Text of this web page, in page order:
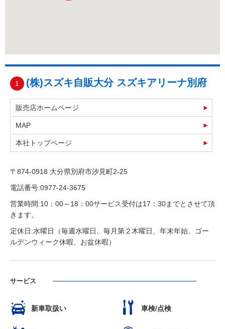
1 (株)スズキ自販大分 スズキアリーナ別府
販売店ホームページ
MAP
本社トップページ
〒874-0918 大分県別府市汐見町2-25
電話番号:0977-24-3675
営業時間:10：00～18：00サービス受付は17：30までとさせて頂
きます。
定休日:水曜日（毎週水曜日、毎月第２木曜日、年末年始、ゴー
ルデンウィーク休暇、お盆休暇）
サービス
新車取扱い 車検/点検